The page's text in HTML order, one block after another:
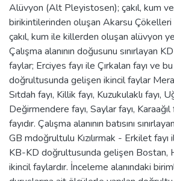
Alüvyon (Alt Pleyistosen); çakıl, kum
birikintilerinden oluşan Akarsu
çakıl, kum ile killerden oluşan alüvyon
Çalışma alanının doğusunu sınırlayan
faylar; Erciyes fayı ile Çırkalan fayı ve
doğrultusunda gelişen ikincil faylar Mera
Sıtdah fayı, Killik fayı, Kuzukulaklı fayı,
Değirmendere fayı, Saylar fayı,
fayıdır. Çalışma alanının batısını
GB mdoğrultulu Kızılırmak - Erkilet
KB-KD doğrultusunda gelişen Bostan,
ikincil faylardır. İnceleme alanındaki